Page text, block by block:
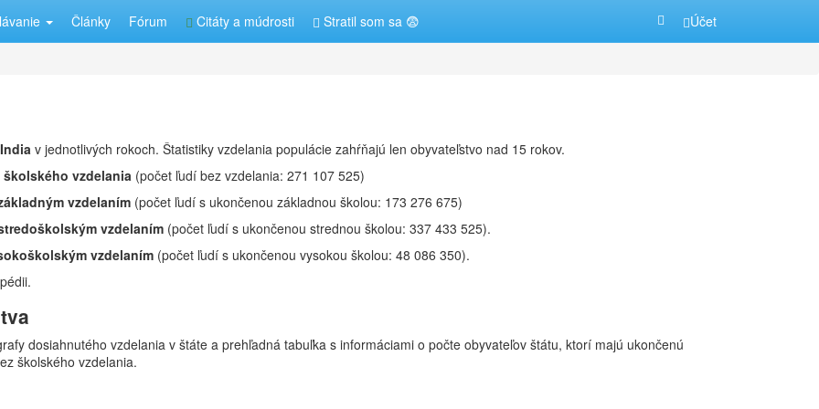
Články Fórum Citáty a múdrosti Stratil som sa 😨 Účet
v jednotlivých rokoch. Štatistiky vzdelania populácie zahŕňajú len obyvateľstvo nad 15 rokov.
vzdelania (počet ľudí bez vzdelania: 271 107 525)
vzdelaním (počet ľudí s ukončenou základnou školou: 173 276 675)
vzdelaním (počet ľudí s ukončenou strednou školou: 337 433 525).
vzdelaním (počet ľudí s ukončenou vysokou školou: 48 086 350).
dosiahnutého vzdelania v štáte a prehľadná tabuľka s informáciami o počte obyvateľov štátu, ktorí majú ukončenú
školského vzdelania.